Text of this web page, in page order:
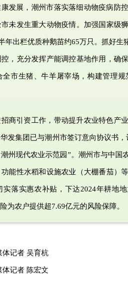
发展，潮州市落实落细动物疫病防
未发生重大动物疫情。加强国家级
年出栏优质种鹅苗约65万只。抓好
，充分发挥产能调控基地作用，确
全市生猪、牛羊屠宰场，构建管理
商引资工作，带动提升农业特色产
发集团已与潮州市签订意向协议书
州现代农业示范园”。潮州市与中
能性水稻和设施农业（大棚番茄）
落实惠农补贴，下达2024年耕地
为农户提供超7.69亿元的风险保障。
体记者 吴育杭
体记者 陈宏文